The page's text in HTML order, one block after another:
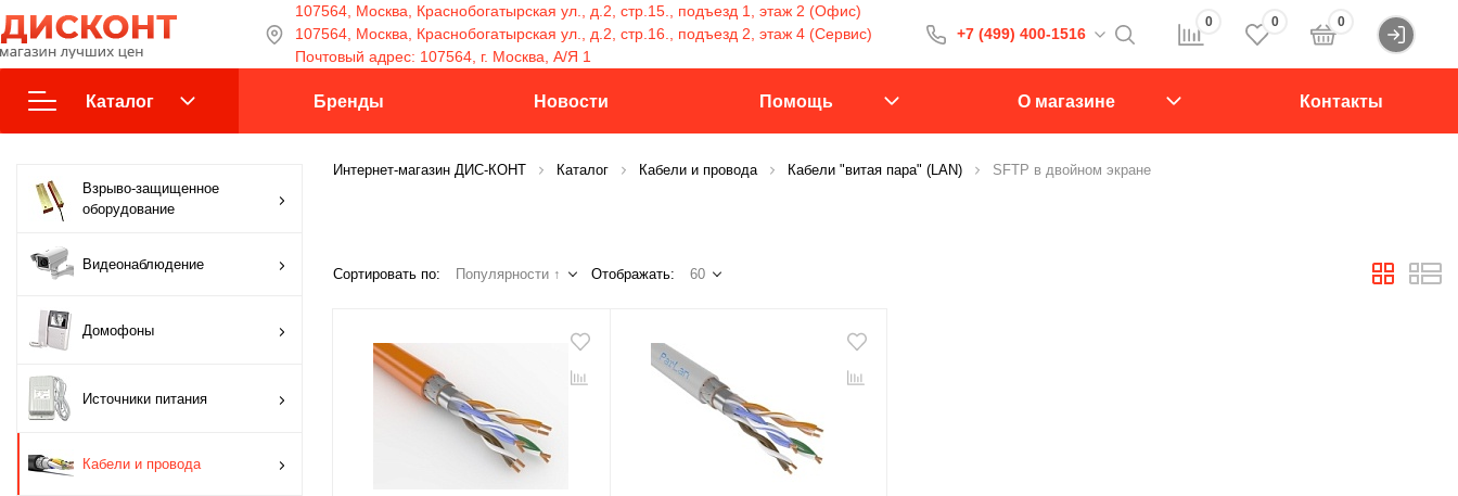
107564, Москва, Краснобогатырская ул., д.2, стр.15., подъезд 1, этаж 2 (Офис)
107564, Москва, Краснобогатырская ул., д.2, стр.16., подъезд 2, этаж 4 (Сервис)
Почтовый адрес: 107564, г. Москва, А/Я 1
+7 (499) 400-1516
+7 (499) 400-1516
С 9:30 до 18:00
0 0 0
Каталог
оборудование
Видеонаблюдение
Кабели и провода
Контроль доступа
Бренды Новости Помощь О магазине Контакты
Взрыво-защищенное
оборудование
Видеонаблюдение
Домофоны
Источники питания
Кабели и провода
Интернет-магазин ДИС-КОНТ Каталог Кабели и провода Кабели "витая пара" (LAN) SFTP в двойном экране
Сортировать по: Популярности ↑ Отображать: 60